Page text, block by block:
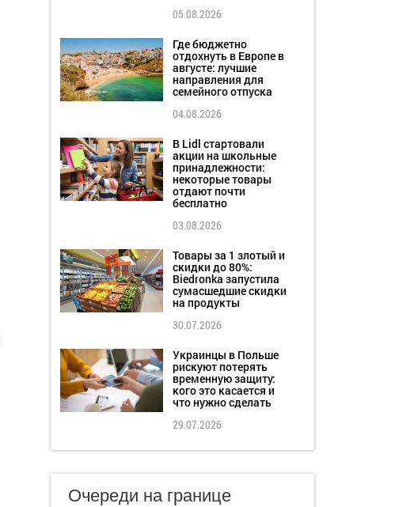
05.08.2026
Где бюджетно
отдохнуть в Европе в
августе: лучшие
направления для
семейного отпуска
04.08.2026
В Lidl стартовали
акции на школьные
принадлежности:
некоторые товары
отдают почти
бесплатно
03.08.2026
Товары за 1 злотый и
скидки до 80%:
Biedronka запустила
сумасшедшие скидки
на продукты
30.07.2026
Украинцы в Польше
рискуют потерять
временную защиту:
кого это касается и
что нужно сделать
29.07.2026
Очереди на границе